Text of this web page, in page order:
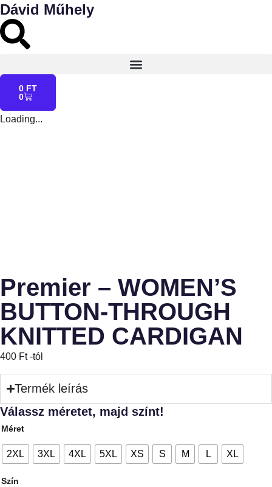
Dávid Műhely
0 FT
0
Loading...
Premier – WOMEN’S
BUTTON-THROUGH
KNITTED CARDIGAN
400 Ft-tól
Termék leírás
Válassz méretet, majd színt!
Méret
2XL 3XL 4XL 5XL XS S M L XL
Szín